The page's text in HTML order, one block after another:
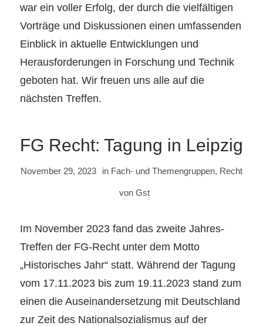
war ein voller Erfolg, der durch die vielfältigen
Vorträge und Diskussionen einen umfassenden
Einblick in aktuelle Entwicklungen und
Herausforderungen in Forschung und Technik
geboten hat. Wir freuen uns alle auf die
nächsten Treffen.
FG Recht: Tagung in Leipzig
November 29, 2023 in Fach- und Themengruppen, Recht
von Gst
Im November 2023 fand das zweite Jahres-
Treffen der FG-Recht unter dem Motto
„Historisches Jahr“ statt. Während der Tagung
vom 17.11.2023 bis zum 19.11.2023 stand zum
einen die Auseinandersetzung mit Deutschland
zur Zeit des Nationalsozialismus auf der